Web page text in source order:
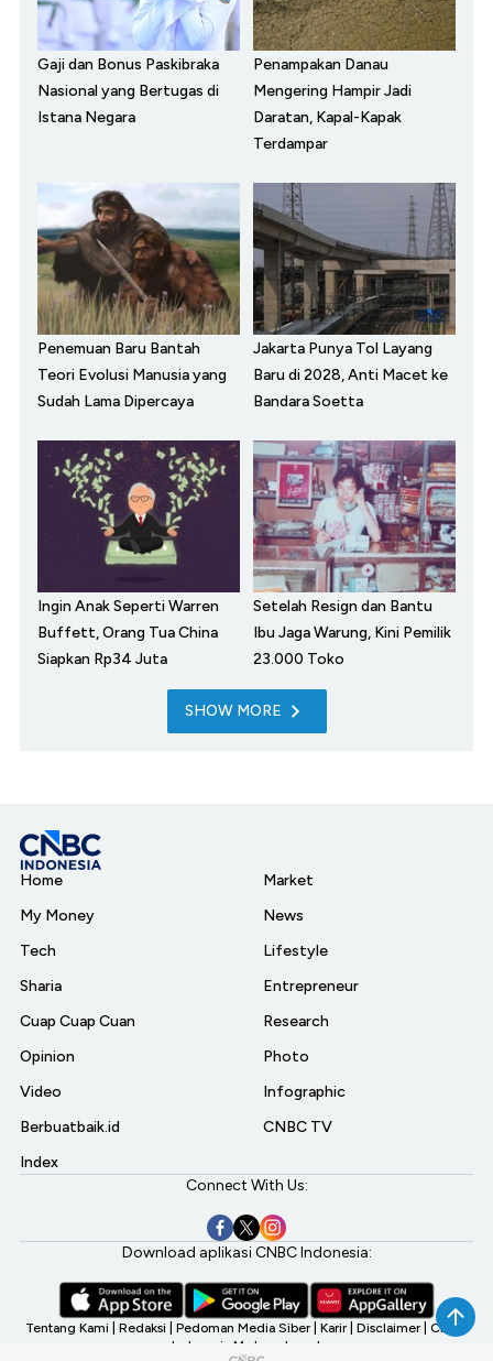
Gaji dan Bonus Paskibraka
Nasional yang Bertugas di
Istana Negara
Penampakan Danau
Mengering Hampir Jadi
Daratan, Kapal-Kapak
Terdampar
Penemuan Baru Bantah
Teori Evolusi Manusia yang
Sudah Lama Dipercaya
Jakarta Punya Tol Layang
Baru di 2028, Anti Macet ke
Bandara Soetta
Ingin Anak Seperti Warren
Buffett, Orang Tua China
Siapkan Rp34 Juta
Setelah Resign dan Bantu
Ibu Jaga Warung, Kini Pemilik
23.000 Toko
SHOW MORE
Home
My Money
Tech
Sharia
Cuap Cuap Cuan
Opinion
Video
Berbuatbaik.id
Index
Market
News
Lifestyle
Entrepreneur
Research
Photo
Infographic
CNBC TV
Connect With Us:
Download aplikasi CNBC Indonesia:
Tentang Kami Redaksi Pedoman Media Siber Karir Disclaimer CNBC
Indonesia My Investment